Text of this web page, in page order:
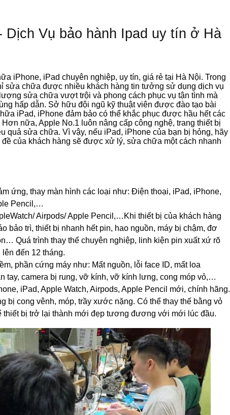
Dịch Vụ bảo hành Ipad uy tín ở Hà
iPhone, iPad chuyên nghiệp, uy tín, giá rẻ tại Hà Nội. Trong
sửa chữa được nhiều khách hàng tin tưởng sử dụng dịch vụ
sửa chữa vượt trội và phong cách phục vụ tận tình mà
hấp dẫn. Sở hữu đội ngũ kỹ thuật viên được đào tạo bài
iPad, iPhone đảm bảo có thể khắc phục được hầu hết các
nữa, Apple No.1 luôn nâng cấp công nghệ, trang thiết bị
quả sửa chữa. Vì vậy, nếu iPad, iPhone của bạn bị hỏng, hãy
của khách hàng sẽ được xử lý, sửa chữa một cách nhanh
ứng, thay màn hình các loại như: Điện thoại, iPad, iPhone,
Pencil,…
Airpods/ Apple Pencil,…Khi thiết bị của khách hàng
bảo trì, thiết bị nhanh hết pin, hao nguồn, máy bị chậm, đơ
Quá trình thay thế chuyên nghiệp, linh kiện pin xuất xứ rõ
đến 12 tháng.
phần cứng máy như: Mất nguồn, lỗi face ID, mất loa
tay, camera bị rung, vỡ kính, vỡ kính lưng, cong móp vỏ,…
iPad, Apple Watch, Airpods, Apple Pencil mới, chính hãng.
bị cong vênh, móp, trầy xước nặng. Có thể thay thế bằng vỏ
thiết bị trở lại thành mới đẹp tương đương với mới lúc đầu.